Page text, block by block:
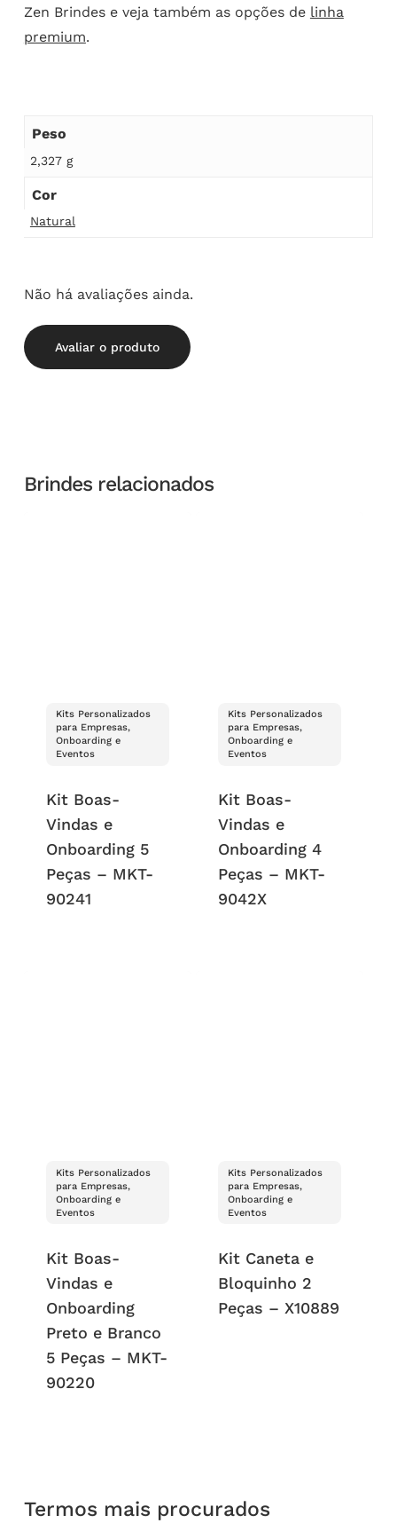
Zen Brindes e veja também as opções de linha
premium.
Peso
2,327 g
Cor
Natural
Não há avaliações ainda.
Avaliar o produto
Brindes relacionados
Kits Personalizados
para Empresas,
Onboarding e
Eventos
Kit Boas-
Vindas e
Onboarding 5
Peças – MKT-
90241
Kits Personalizados
para Empresas,
Onboarding e
Eventos
Kit Boas-
Vindas e
Onboarding 4
Peças – MKT-
9042X
Kits Personalizados
para Empresas,
Onboarding e
Eventos
Kit Boas-
Vindas e
Onboarding
Preto e Branco
5 Peças – MKT-
90220
Kits Personalizados
para Empresas,
Onboarding e
Eventos
Kit Caneta e
Bloquinho 2
Peças – X10889
Termos mais procurados